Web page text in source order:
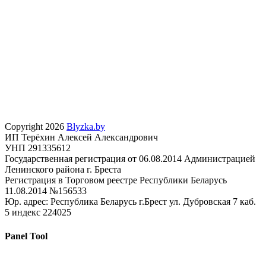
Copyright 2026 Blyzka.by
ИП Терёхин Алексей Александрович
УНП 291335612
Государственная регистрация от 06.08.2014 Администрацией
Ленинского района г. Бреста
Регистрация в Торговом реестре Республики Беларусь
11.08.2014 №156533
Юр. адрес: Республика Беларусь г.Брест ул. Дубровская 7 каб.
5 индекс 224025
Panel Tool